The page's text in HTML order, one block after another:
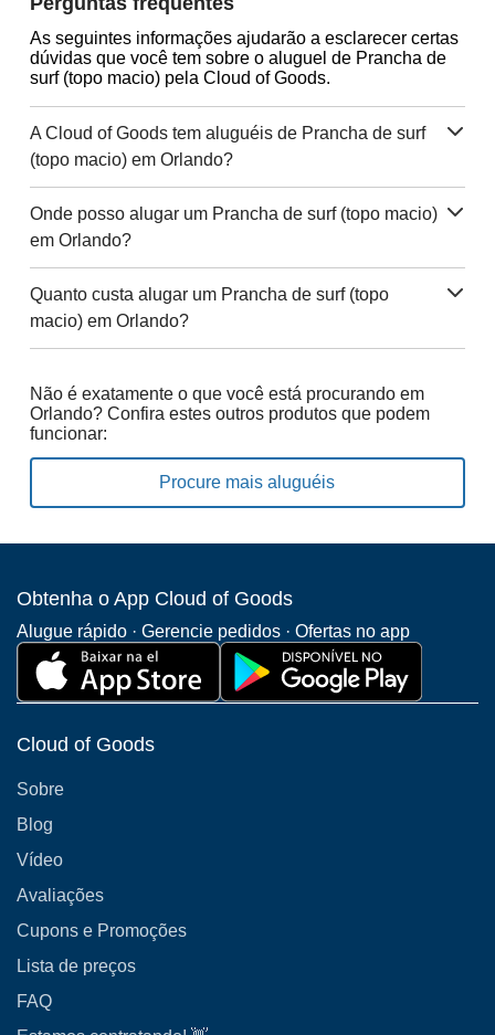
As seguintes informações ajudarão a esclarecer certas
dúvidas que você tem sobre o aluguel de Prancha de
surf (topo macio) pela Cloud of Goods.
A Cloud of Goods tem aluguéis de Prancha de surf
(topo macio) em Orlando?
Onde posso alugar um Prancha de surf (topo macio)
em Orlando?
Quanto custa alugar um Prancha de surf (topo
macio) em Orlando?
Não é exatamente o que você está procurando em
Orlando? Confira estes outros produtos que podem
funcionar:
Procure mais aluguéis
Obtenha o App Cloud of Goods
Alugue rápido · Gerencie pedidos · Ofertas no app
Cloud of Goods
Sobre
Blog
Vídeo
Avaliações
Cupons e Promoções
Lista de preços
FAQ